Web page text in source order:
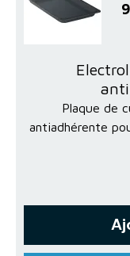
Plaque de
antiadhérente